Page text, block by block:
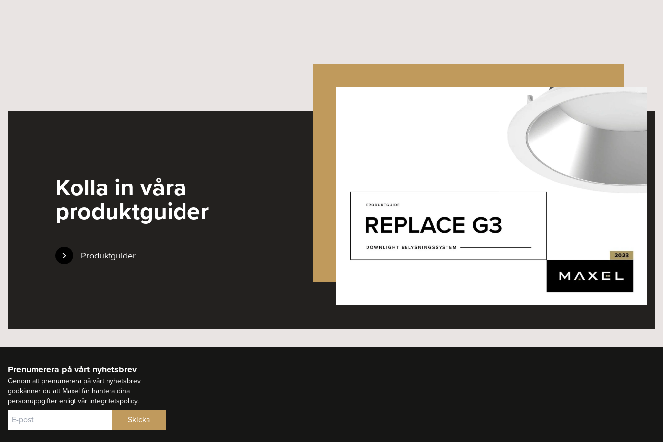
Kolla in våra
produktguider
Produktguider
Prenumerera på vårt nyhetsbrev
Genom att prenumerera på vårt nyhetsbrev
godkänner du att Maxel får hantera dina
personuppgifter enligt vår integritetspolicy.